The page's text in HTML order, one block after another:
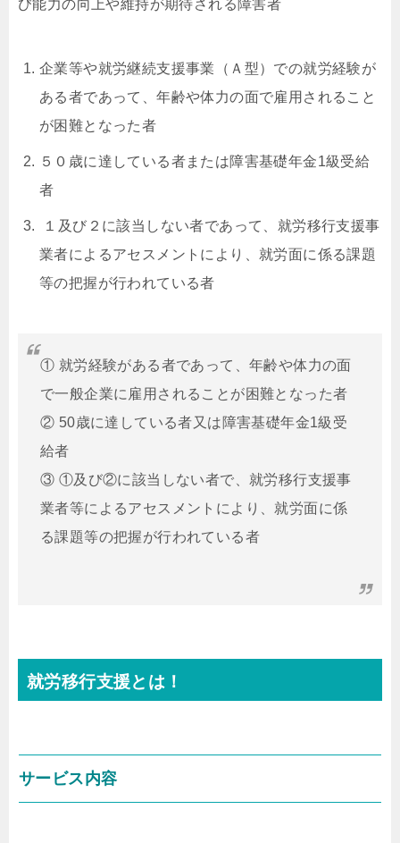
び能力の向上や維持が期待される障害者
企業等や就労継続支援事業（Ａ型）での就労経験が
ある者であって、年齢や体力の面で雇用されること
が困難となった者
５０歳に達している者または障害基礎年金1級受給
者
１及び２に該当しない者であって、就労移行支援事
業者によるアセスメントにより、就労面に係る課題
等の把握が行われている者
① 就労経験がある者であって、年齢や体力の面
で一般企業に雇用されることが困難となった者
② 50歳に達している者又は障害基礎年金1級受
給者
③ ①及び②に該当しない者で、就労移行支援事
業者等によるアセスメントにより、就労面に係
る課題等の把握が行われている者
就労移行支援とは！
サービス内容